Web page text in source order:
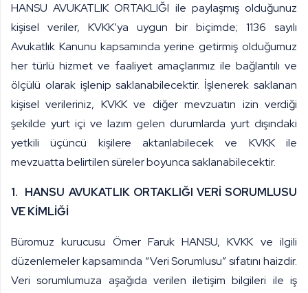
HANSU AVUKATLIK ORTAKLIĞI ile paylaşmış olduğunuz
kişisel veriler, KVKK’ya uygun bir biçimde; 1136 sayılı
Avukatlık Kanunu kapsamında yerine getirmiş olduğumuz
her türlü hizmet ve faaliyet amaçlarımız ile bağlantılı ve
ölçülü olarak işlenip saklanabilecektir. İşlenerek saklanan
kişisel verileriniz, KVKK ve diğer mevzuatın izin verdiği
şekilde yurt içi ve lazım gelen durumlarda yurt dışındaki
yetkili üçüncü kişilere aktarılabilecek ve KVKK ile
mevzuatta belirtilen süreler boyunca saklanabilecektir.
1. HANSU AVUKATLIK ORTAKLIĞI VERİ SORUMLUSU
VE KİMLİĞİ
Büromuz kurucusu Ömer Faruk HANSU, KVKK ve ilgili
düzenlemeler kapsamında “Veri Sorumlusu” sıfatını haizdir.
Veri sorumlumuza aşağıda verilen iletişim bilgileri ile iş